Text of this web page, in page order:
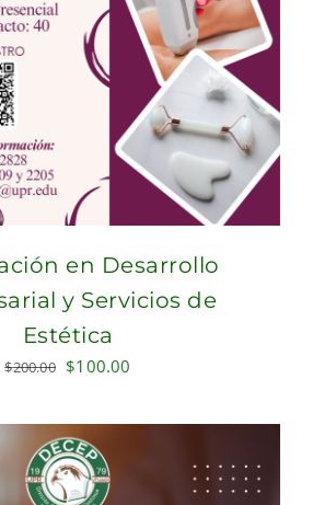
en Desarrollo
y Servicios de
Estética
$200.00 Original
was:
$200.00.
$100.00
is: